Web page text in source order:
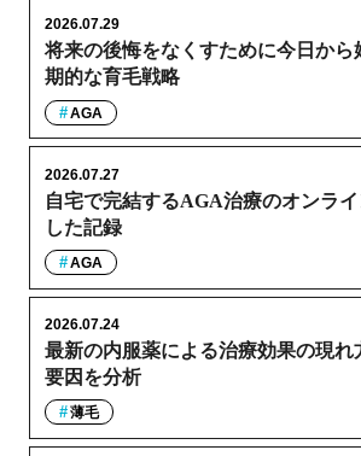
将来の後悔をなくすために今日から
期的な育毛戦略
2026.07.29
AGA
自宅で完結するAGA治療のオンラ
した記録
2026.07.27
AGA
最新の内服薬による治療効果の現れ
要因を分析
2026.07.24
薄毛